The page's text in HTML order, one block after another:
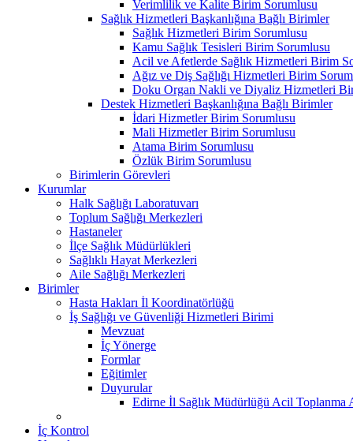
Verimlilik ve Kalite Birim Sorumlusu
Sağlık Hizmetleri Başkanlığına Bağlı Birimler
Sağlık Hizmetleri Birim Sorumlusu
Kamu Sağlık Tesisleri Birim Sorumlusu
Acil ve Afetlerde Sağlık Hizmetleri Birim
Ağız ve Diş Sağlığı Hizmetleri Birim
Doku Organ Nakli ve Diyaliz Hizmetleri
Destek Hizmetleri Başkanlığına Bağlı Birimler
İdari Hizmetler Birim Sorumlusu
Mali Hizmetler Birim Sorumlusu
Atama Birim Sorumlusu
Özlük Birim Sorumlusu
Birimlerin Görevleri
Kurumlar
Halk Sağlığı Laboratuvarı
Toplum Sağlığı Merkezleri
Hastaneler
İlçe Sağlık Müdürlükleri
Sağlıklı Hayat Merkezleri
Aile Sağlığı Merkezleri
Birimler
Hasta Hakları İl Koordinatörlüğü
İş Sağlığı ve Güvenliği Hizmetleri Birimi
Mevzuat
İç Yönerge
Formlar
Eğitimler
Duyurular
Edirne İl Sağlık Müdürlüğü Acil Toplanma
İç Kontrol